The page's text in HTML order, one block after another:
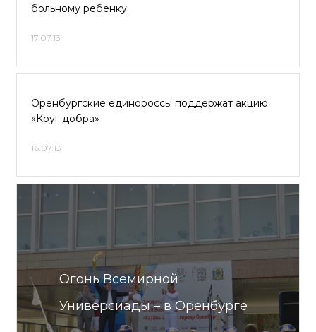
больному ребенку
17.07.13
Оренбургские единороссы поддержат акцию
«Круг добра»
16.07.13
Огонь Всемирной
Универсиады – в Оренбурге